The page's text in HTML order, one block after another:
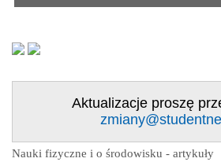
Aktualizacje proszę
Nauki fizyczne i o środowisku - artykuły